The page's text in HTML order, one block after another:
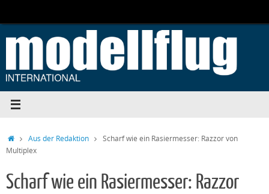
StartAus der Redaktion
Scharf wie ein Rasiermesser: Razzor von
Multiplex
Scharf wie ein Rasiermesser: Razzor